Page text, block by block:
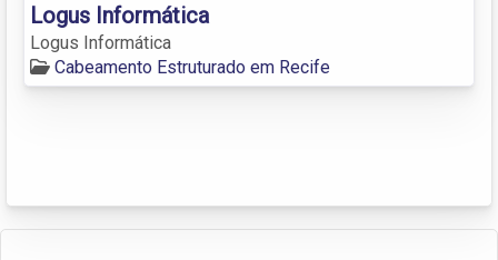
Logus Informática
Logus Informática
Cabeamento Estruturado em Recife